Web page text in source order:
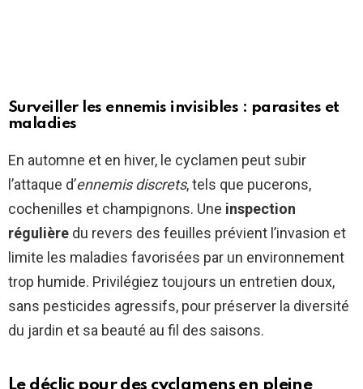
Surveiller les ennemis invisibles : parasites et
maladies
En automne et en hiver, le cyclamen peut subir
l’attaque d’ennemis discrets, tels que pucerons,
cochenilles et champignons. Une inspection
régulière du revers des feuilles prévient l’invasion et
limite les maladies favorisées par un environnement
trop humide. Privilégiez toujours un entretien doux,
sans pesticides agressifs, pour préserver la diversité
du jardin et sa beauté au fil des saisons.
Le déclic pour des cyclamens en pleine